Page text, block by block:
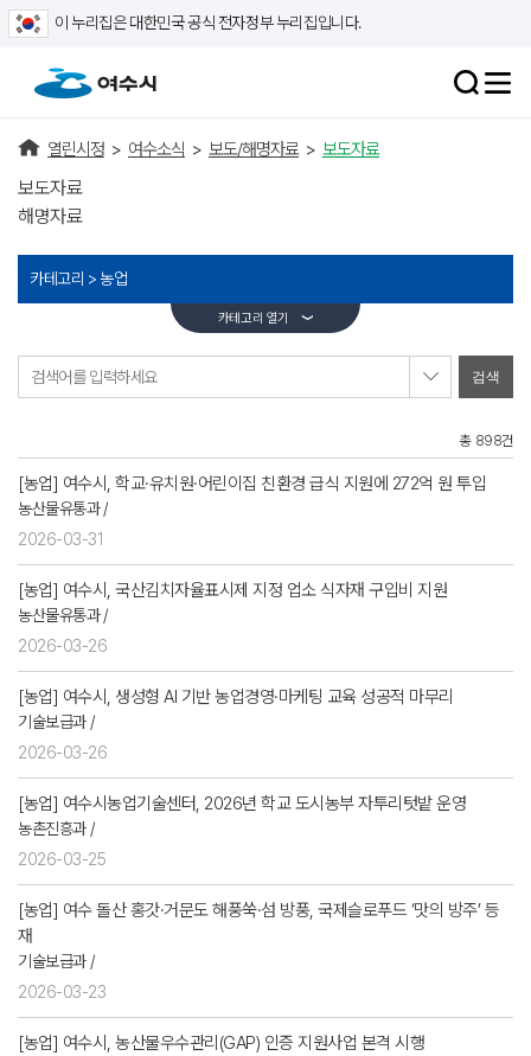
이 누리집은 대한민국 공식 전자정부 누리집입니다.
열린시정 > 여수소식 > 보도/해명자료 > 보도자료
보도자료
해명자료
카테고리 > 농업
카테고리 열기
검색어를 입력하세요
총 898건
[농업] 여수시, 학교·유치원·어린이집 친환경 급식 지원에 272억 원 투입
농산물유통과 /
2026-03-31
[농업] 여수시, 국산김치자율표시제 지정 업소 식자재 구입비 지원
농산물유통과 /
2026-03-26
[농업] 여수시, 생성형 AI 기반 농업경영·마케팅 교육 성공적 마무리
기술보급과 /
2026-03-26
[농업] 여수시농업기술센터, 2026년 학교 도시농부 자투리텃밭 운영
농촌진흥과 /
2026-03-25
[농업] 여수 돌산 홍갓·거문도 해풍쑥·섬 방풍, 국제슬로푸드 ‘맛의 방주’ 등
재
기술보급과 /
2026-03-23
[농업] 여수시, 농산물우수관리(GAP) 인증 지원사업 본격 시행